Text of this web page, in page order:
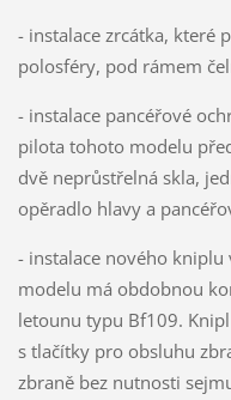
- instalace zrcátka, které
polosféry, pod rámem
- instalace pancéřové
pilota tohoto modelu
dvě neprůstřelná skla,
opěradlo hlavy a
- instalace nového
modelu má obdobnou
letounu typu Bf109.
s tlačítky pro obsluhu
zbraně bez nutnosti